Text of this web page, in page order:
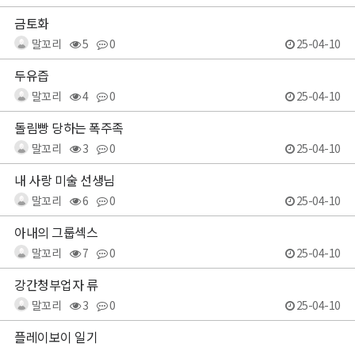
금토화
말꼬리 5 0 25-04-10
두유즙
말꼬리 4 0 25-04-10
돌림빵 당하는 폭주족
말꼬리 3 0 25-04-10
내 사랑 미술 선생님
말꼬리 6 0 25-04-10
아내의 그룹섹스
말꼬리 7 0 25-04-10
강간청부업자 류
말꼬리 3 0 25-04-10
플레이보이 일기